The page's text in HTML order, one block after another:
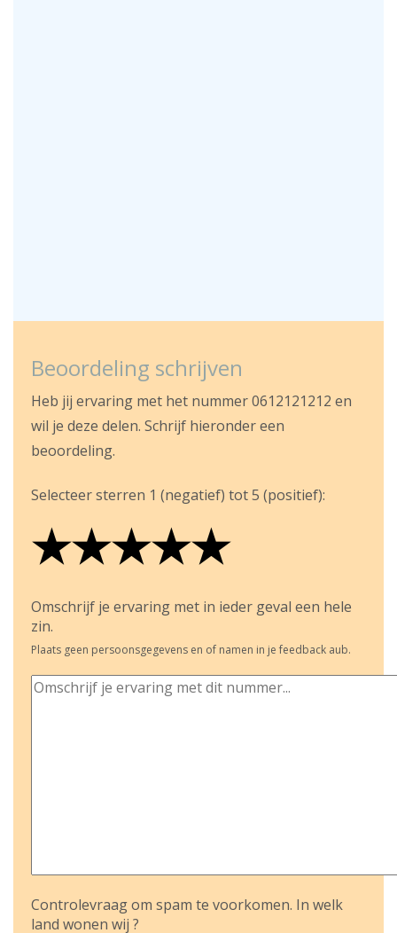
Beoordeling schrijven
Heb jij ervaring met het nummer 0612121212 en
wil je deze delen. Schrijf hieronder een
beoordeling.
Selecteer sterren 1 (negatief) tot 5 (positief):
★
★★
★★★
★★★★
★★★★★
Omschrijf je ervaring met in ieder geval een hele
zin.
Plaats geen persoonsgegevens en of namen in je feedback aub.
Controlevraag om spam te voorkomen. In welk
land wonen wij ?